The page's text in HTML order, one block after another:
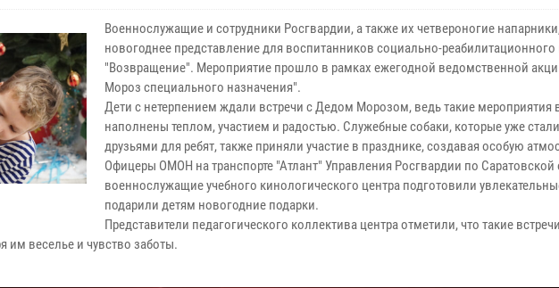
Военнослужащие и сотрудники Росгвардии, а также их четвероногие
новогоднее представление для воспитанников социально-реабилитационного
"Возвращение". Мероприятие прошло в рамках ежегодной ведомственной
Мороз специального назначения".
Дети с нетерпением ждали встречи с Дедом Морозом, ведь такие мероприятия
наполнены теплом, участием и радостью. Служебные собаки, которые уже
друзьями для ребят, также приняли участие в празднике, создавая особую
Офицеры ОМОН на транспорте "Атлант" Управления Росгвардии по Саратовской
военнослужащие учебного кинологического центра подготовили
подарили детям новогодние подарки.
Представители педагогического коллектива центра отметили, что такие
им веселье и чувство заботы.